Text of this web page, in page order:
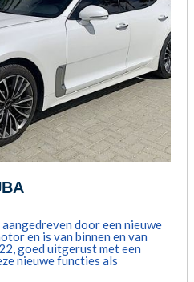
door een nieuwe
en is van binnen en van
goed uitgerust met een
nieuwe functies als